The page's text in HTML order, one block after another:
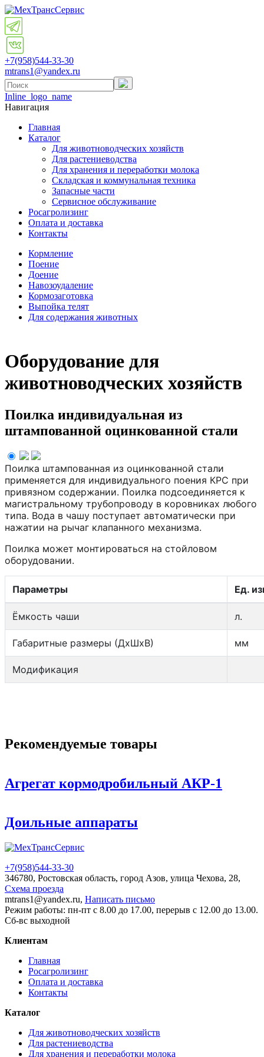
+7(958)544-33-30
mtrans1@yandex.ru
Inline_logo_name
Навигация
Главная
Каталог
Для животноводческих хозяйств
Для растениеводства
Для хранения и переработки молока
Складская и коммунальная техника
Запасные части
Cервисное обслуживание
Росагролизинг
Оплата и доставка
Контакты
Кормление
Поение
Доение
Навозоудаление
Кормозаготовка
Выпойка телят
Для содержания животных
Оборудование для
животноводческих хозяйств
Поилка индивидуальная из
штампованной оцинкованной стали
Поилка штампованная из оцинкованной стали
применяется для индивидуального поения КРС при
привязном содержании. Поилка подсоединяется к
магистральному трубопроводу в коровниках любого
типа. Вода в чашу поступает автоматически при
нажатии на рычаг клапанного механизма.
Поилка может монтироваться на стойловом
оборудовании.
Параметры Ед.
Ёмкость чаши л.
Габаритные размеры (ДxШxВ) мм
Модификация
Рекомендуемые товары
Агрегат кормодробильный АКР-1
Доильные аппараты
+7(958)544-33-30
346780, Ростовская область, город Азов, улица Чехова, 28,
Схема проезда
mtrans1@yandex.ru, Написать письмо
Режим работы: пн-пт с 8.00 до 17.00, перерыв с 12.00 до 13.00.
Сб-вс выходной
Клиентам
Главная
Росагролизинг
Оплата и доставка
Контакты
Каталог
Для животноводческих хозяйств
Для растениеводства
Для хранения и переработки молока